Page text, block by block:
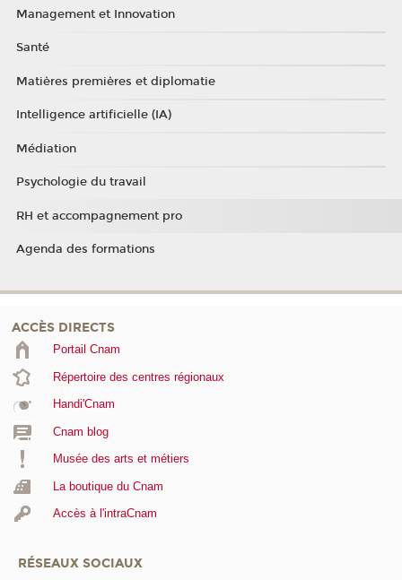
Management et Innovation
Santé
Matières premières et diplomatie
Intelligence artificielle (IA)
Médiation
Psychologie du travail
RH et accompagnement pro
Agenda des formations
ACCÈS DIRECTS
Portail Cnam
Répertoire des centres régionaux
Handi'Cnam
Cnam blog
Musée des arts et métiers
La boutique du Cnam
Accès à l'intraCnam
RÉSEAUX SOCIAUX